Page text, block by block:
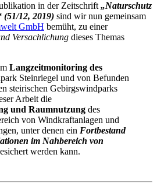
in der Zeitschrift„Naturschutz
12, 2019) sind wir nun gemeinsam
GmbH bemüht, zu einer
Versachlichung dieses Themas
Langzeitmonitoring des
Steinriegel und von Befunden
steirischen Gebirgswindparks
Arbeit die
und Raumnutzung des
von Windkraftanlagen und
unter denen ein Fortbestand
im Nahbereich von
werden kann.